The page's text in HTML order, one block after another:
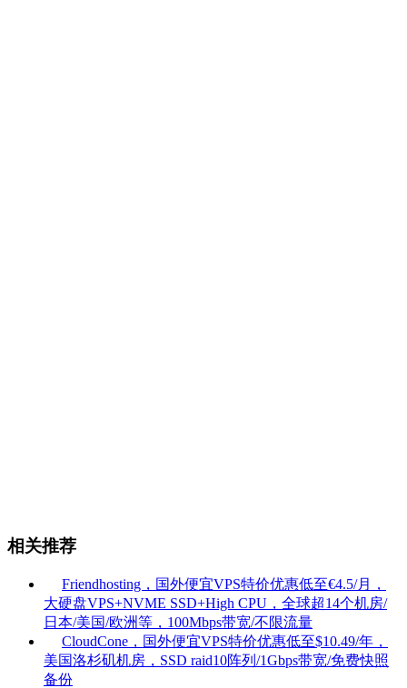
相关推荐
Friendhosting，国外便宜VPS特价优惠低至€4.5/月，
大硬盘VPS+NVME SSD+High CPU，全球超14个机房/
日本/美国/欧洲等，100Mbps带宽/不限流量
CloudCone，国外便宜VPS特价优惠低至$10.49/年，
美国洛杉矶机房，SSD raid10阵列/1Gbps带宽/免费快照
备份